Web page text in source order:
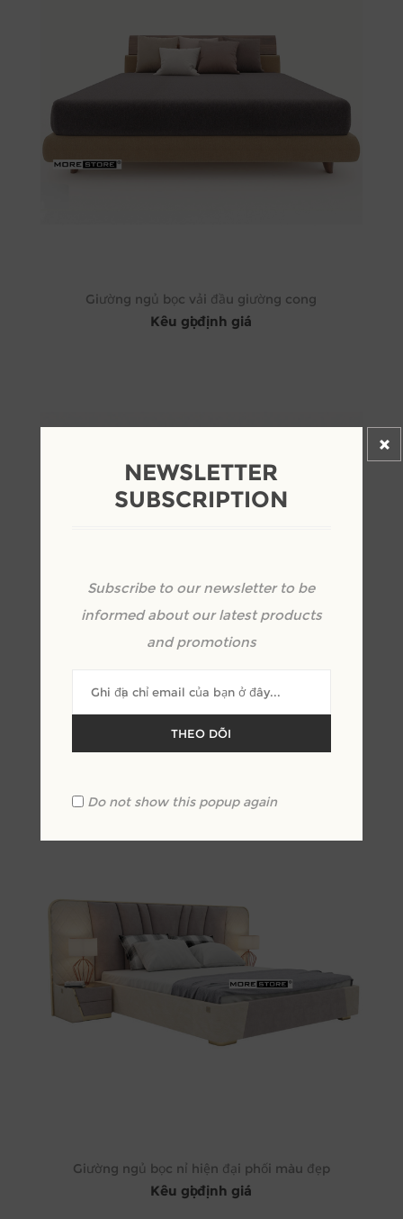
Giường ngủ bọc vải đầu giường cong
Kêu gọi định giá
Giường ngủ bọc nỉ khung viền gỗ
Kêu gọi định giá
Giường ngủ bọc nỉ hiện đại phối màu đẹp
Kêu gọi định giá
NEWSLETTER
SUBSCRIPTION
Subscribe to our newsletter to be
informed about our latest products
and promotions
THEO DÕI
Do not show this popup again